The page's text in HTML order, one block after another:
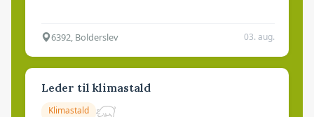
6392, Bolderslev 03. aug.
Leder til klimastald
Klimastald